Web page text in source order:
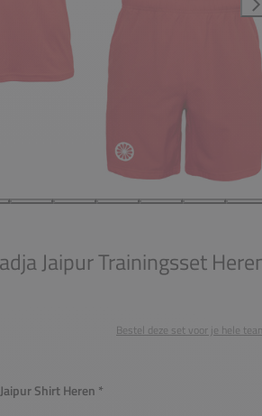
Jaipur Trainingsset
Bestel deze set voor je hele
Shirt Heren *